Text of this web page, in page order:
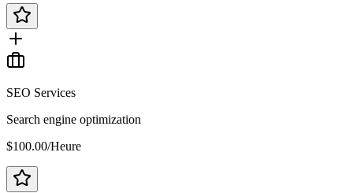
SEO Services
Search engine optimization
$100.00/Heure